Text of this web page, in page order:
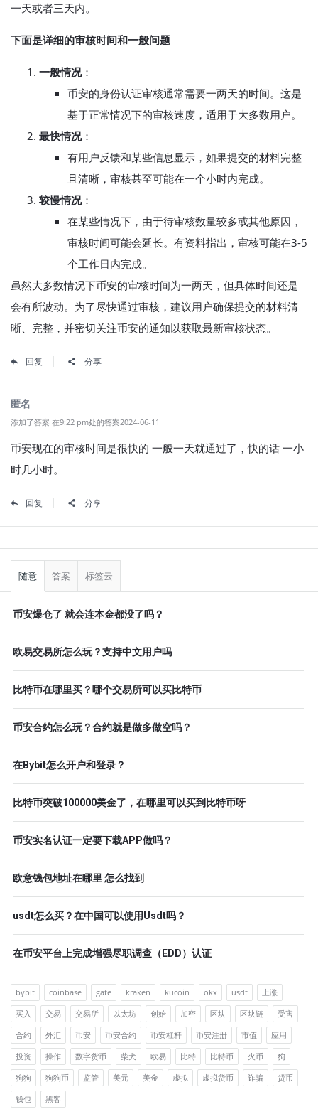
一天或者三天内。
下面是详细的审核时间和一般问题
一般情况：
币安的身份认证审核通常需要一两天的时间。这是
基于正常情况下的审核速度，适用于大多数用户。
最快情况：
有用户反馈和某些信息显示，如果提交的材料完整
且清晰，审核甚至可能在一个小时内完成。
较慢情况：
在某些情况下，由于待审核数量较多或其他原因，
审核时间可能会延长。有资料指出，审核可能在3-5
个工作日内完成。
虽然大多数情况下币安的审核时间为一两天，但具体时间还是
会有所波动。为了尽快通过审核，建议用户确保提交的材料清
晰、完整，并密切关注币安的通知以获取最新审核状态。
回复 分享
匿名
添加了答案 在9:22 pm处的答案2024-06-11
币安现在的审核时间是很快的 一般一天就通过了，快的话 一小
时几小时。
回复 分享
侧
随意 答案 标签云
币安爆仓了 就会连本金都没了吗？
欧易交易所怎么玩？支持中文用户吗
比特币在哪里买？哪个交易所可以买比特币
币安合约怎么玩？合约就是做多做空吗？
在Bybit怎么开户和登录？
比特币突破100000美金了，在哪里可以买到比特币呀
币安实名认证一定要下载APP做吗？
欧意钱包地址在哪里 怎么找到
usdt怎么买？在中国可以使用Usdt吗？
在币安平台上完成增强尽职调查（EDD）认证
bybit coinbase gate kraken kucoin okx usdt
上涨
买入
交易 交易所 以太坊 创始 加密 区块 区块链
受害
合约
外汇 币安 币安合约 币安杠杆 币安注册 市值
应用
投资
操作 数字货币 柴犬 欧易 比特 比特币 火币
狗
狗狗
狗狗币 监管 美元 美金 虚拟 虚拟货币 诈骗
货币
钱包
黑客